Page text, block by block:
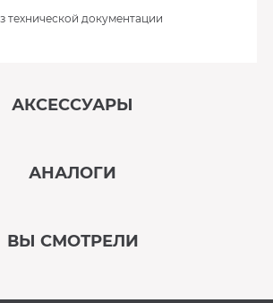
технической документации
АКСЕССУАРЫ
АНАЛОГИ
ВЫ СМОТРЕЛИ